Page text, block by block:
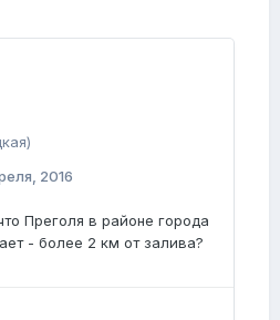
2016
Преголя в районе города
- более 2 км от залива?